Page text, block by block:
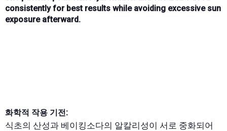
consistently for best results while avoiding excessive sun
exposure afterward.
화학적 작용 기전:
식초의 산성과 베이킹소다의 알칼리성이 서로 중화되어